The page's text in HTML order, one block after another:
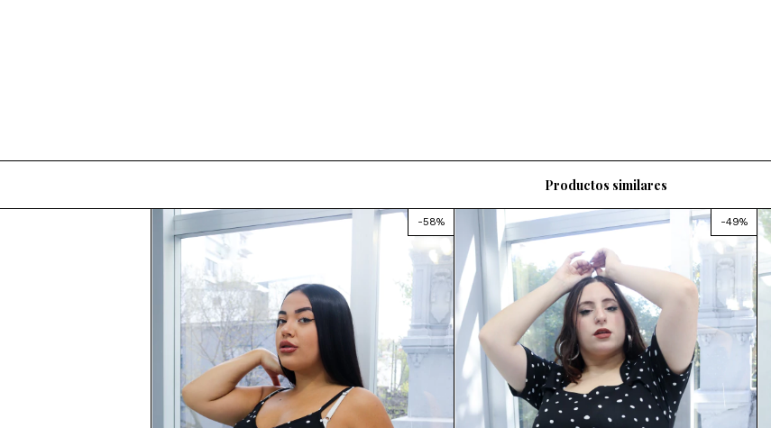
Productos similares
-58% -49%